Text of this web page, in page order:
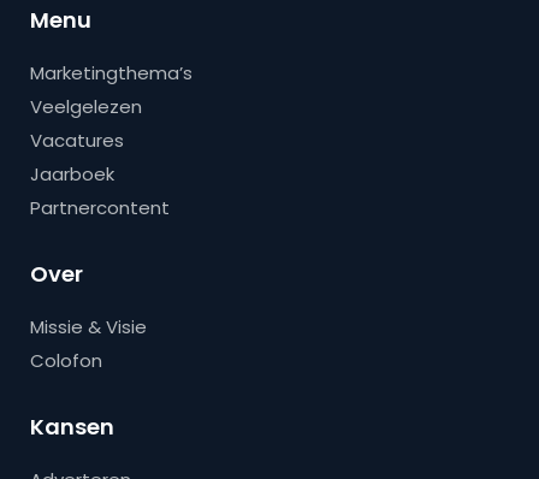
Menu
Marketingthema’s
Veelgelezen
Vacatures
Jaarboek
Partnercontent
Over
Missie & Visie
Colofon
Kansen